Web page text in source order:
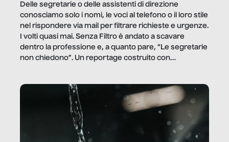
Delle segretarie o delle assistenti di direzione
conosciamo solo i nomi, le voci al telefono o il loro stile
nel rispondere via mail per filtrare richieste e urgenze.
I volti quasi mai. Senza Filtro è andato a scavare
dentro la professione e, a quanto pare, “Le segretarie
non chiedono”. Un reportage costruito con